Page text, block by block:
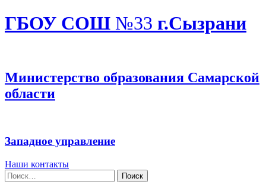
ГБОУ СОШ №33 г.Сызрани
Министерство образования Самарской
области
Западное управление
Наши контакты
Найти: